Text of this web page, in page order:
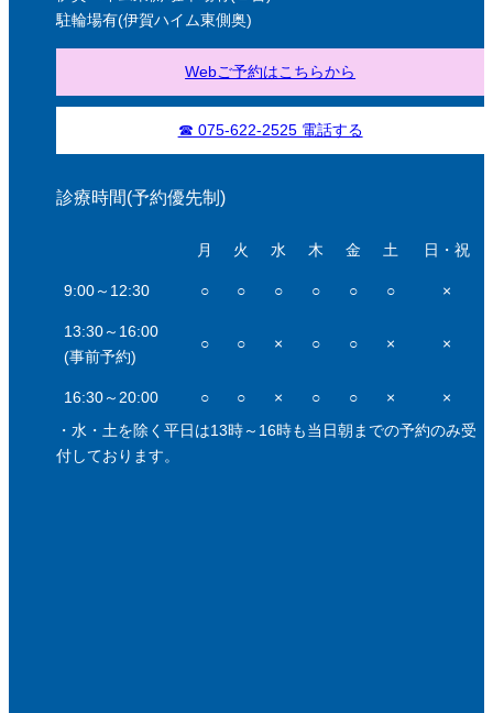
駐輪場有(伊賀ハイム東側奥)
Webご予約はこちらから
☎ 075-622-2525 電話する
診療時間(予約優先制)
月 火 水 木 金 土 日・祝
9:00～12:30 ○ ○ ○ ○ ○ ○ ×
13:30～16:00
(事前予約)
○ ○ × ○ ○ × ×
16:30～20:00 ○ ○ × ○ ○ ×
×
・水・土を除く平日は13時～16時も当日朝までの予約のみ受
付しております。